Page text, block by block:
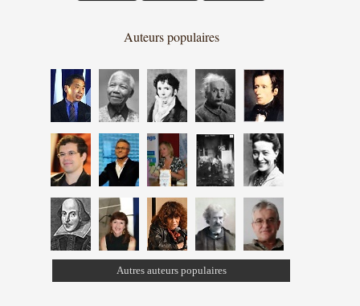
Auteurs populaires
Autres auteurs populaires